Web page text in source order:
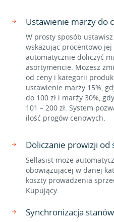
Ustawienie marży do
W prosty sposób
wskazując procentowo jej
automatycznie doliczyć
asortymencie. Możesz
od ceny i kategorii
ustawienie marży 15%,
do 100 zł i marży 30%,
101 – 200 zł. System
ilość progów cenowych.
Doliczanie prowizji od
Sellasist może
obowiązującej w danej
koszty prowadzenia
Kupujący.
Synchronizacja